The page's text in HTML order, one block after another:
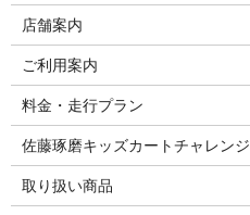
店舗案内
ご利用案内
料金・走行プラン
佐藤琢磨キッズカートチャレンジ
取り扱い商品